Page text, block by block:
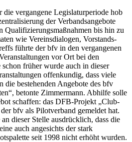
die vergangene Legislaturperiode hob
der Verbandsangebote
Qualifizierungsmaßnahmen bis hin zu
wie Vereinsdialogen, Vorstands-
führte der bfv in den vergangenen
vor Ort bei den
früher wurde auch in dieser
offenkundig, dass viele
die bestehenden Angebote des bfv
betonte Zimmermann. Abhilfe solle
schaffen: das DFB-Projekt „Club-
bfv als Pilotverband gemeldet hat.
dieser Stelle ausdrücklich, dass die
auch angesichts der stark
seit 1998 nicht erhöht wurden.